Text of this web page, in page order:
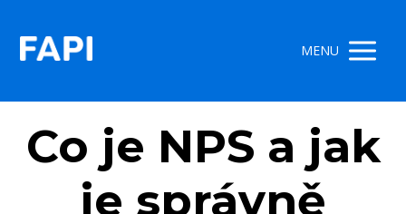
MENU
Co je NPS a jak
je správně